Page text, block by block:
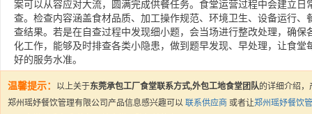
案可以从容应对大流，圆满完成供餐任务。食堂运营过程中会建立
查。检查内容涵盖食材品质、加工操作规范、环境卫生、设备运行
查结果。若是在自查过程中发现细小题，会当场进行整改处理，确
化工作，能够及时排查各类小隐患，做到题早发现、早处理，让食
好的服务水准。
温馨提示： 以上关于东莞承包工厂食堂联系方式,外包工地食堂团队的详细介绍
郑州瑶妤餐饮管理有限公司产品信息感兴趣可以 联系供应商 或者让郑州瑶妤餐饮